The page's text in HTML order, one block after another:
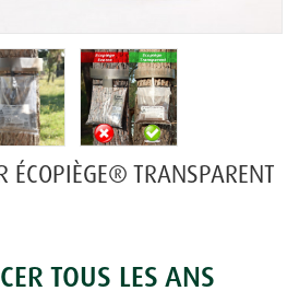
ÉCOPIÈGE® TRANSPARENT
TOUS LES ANS